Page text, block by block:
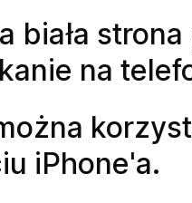
biała
na
iPhone'a.